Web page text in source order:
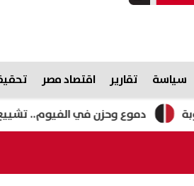
سياسة تقارير اقتصاد مصر
دموع وحزن في الفيوم.. تشييع